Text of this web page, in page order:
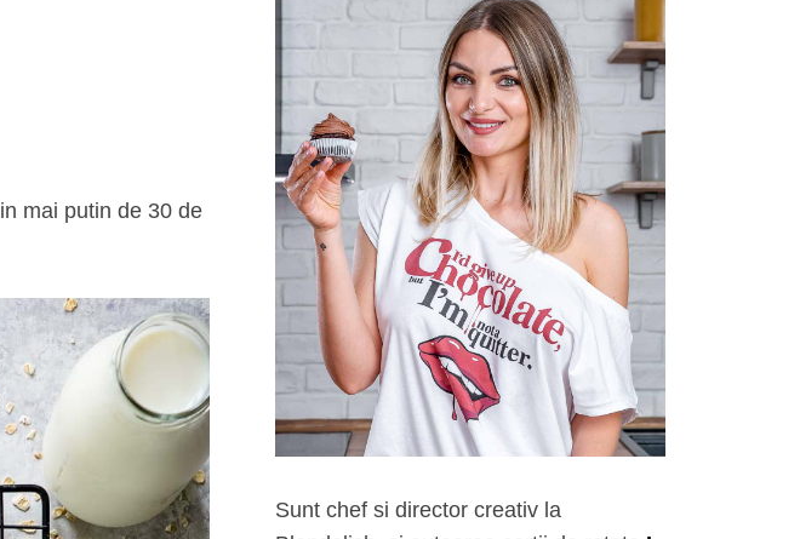
in mai putin de 30 de
Sunt chef si director creativ la